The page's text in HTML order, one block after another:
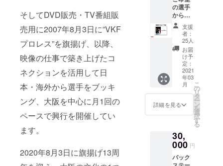
そしてDVD販売・TV番組販
売用に2007年8月3日に”VKF
プロレス”を旗揚げ、以降、
映像の仕事で築き上げたコ
ネクションを活用して日
本・海外から選手をブッキ
ング、大阪を中心に月1回の
ペースで興行を開催してい
ます。
2020年8月3日に旗揚げ13周
ルーとなり
数多くのプ
ロレス団
体・CSプロ
レス番組と
関わって来
た。
そしてDVD
販売・TV番
組販売用に
日に”VKFプ
ロレス”を旗
揚げ、以降
写真集
※写真集
の著作
権は
VKFプ
ロレス
になり
ます。
の選手
から
メッ
セージ
VTRが
届く
(VKFプ
ロレス
2021年
レギュ
ラー参
戦選手
から 支
援者様
のお名
んでも
らえる
映像) レ
ギュ
支援
者：
25人
お届
け予
定：
2021
年03
月
詳細を見る
こ
の
リ
タ
ー
ン
を
選
択
す
る
30,
000 円
バック